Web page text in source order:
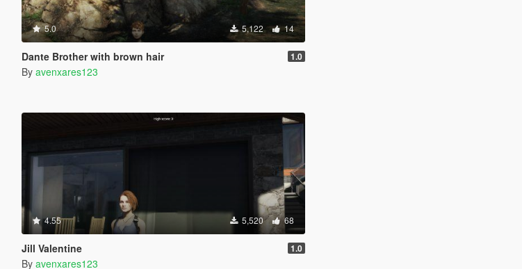
5.0 5,122 14
Dante Brother with brown hair 1.0
By avenxares123
4.55 5,520 68
Jill Valentine 1.0
By avenxares123